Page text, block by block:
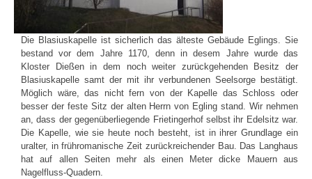
Die Blasiuskapelle ist sicherlich das älteste Gebäude Eglings. Sie
bestand vor dem Jahre 1170, denn in desem Jahre wurde das
Kloster Dießen in dem noch weiter zurückgehenden Besitz der
Blasiuskapelle samt der mit ihr verbundenen Seelsorge bestätigt.
Möglich wäre, das nicht fern von der Kapelle das Schloss oder
besser der feste Sitz der alten Herrn von Egling stand. Wir nehmen
an, dass der gegenüberliegende Frietingerhof selbst ihr Edelsitz war.
Die Kapelle, wie sie heute noch besteht, ist in ihrer Grundlage ein
uralter, in frühromanische Zeit zurückreichender Bau. Das Langhaus
hat auf allen Seiten mehr als einen Meter dicke Mauern aus
Nagelfluss-Quadern.